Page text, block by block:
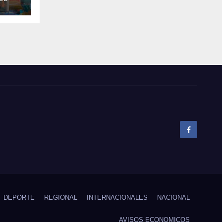
DEPORTE REGIONAL INTERNACIONALES NACIONAL
AVISOS ECONOMICOS